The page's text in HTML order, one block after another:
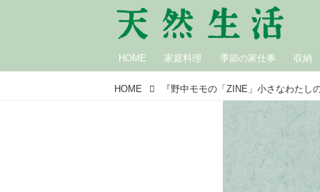
HOME 家庭料理 季節の家仕事 収納
HOME